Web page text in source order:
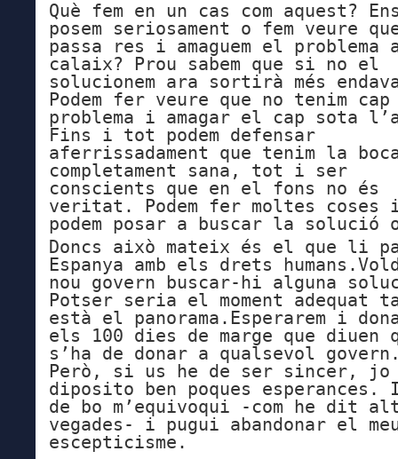
Què fem en un cas com aquest?
posem seriosament o fem veure
passa res i amaguem el problema
calaix? Prou sabem que si no el
solucionem ara sortirà més
Podem fer veure que no tenim cap
problema i amagar el cap sota
Fins i tot podem defensar
aferrissadament que tenim la
completament sana, tot i ser
conscients que en el fons no és
veritat. Podem fer moltes coses
podem posar a buscar la solució
Doncs això mateix és el que li
Espanya amb els drets
nou govern buscar-hi alguna
Potser seria el moment adequat
està el panorama.Esperarem i
els 100 dies de marge que diuen
s’ha de donar a qualsevol
Però, si us he de ser sincer,
diposito ben poques
de bo m’equivoqui -com he dit
vegades- i pugui abandonar el
escepticisme.